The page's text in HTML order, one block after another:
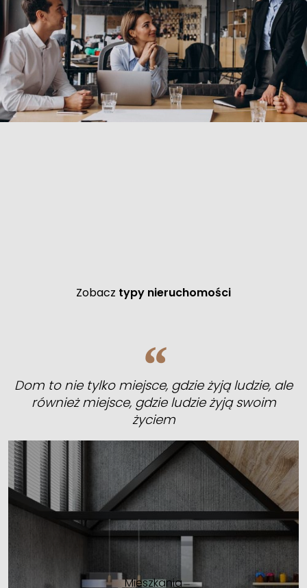
Zobacz typy nieruchomości
Dom to nie tylko miejsce, gdzie żyją ludzie, ale
również miejsce, gdzie ludzie żyją swoim
życiem
Mieszkania